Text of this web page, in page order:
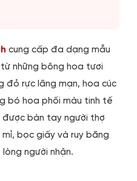
cung cấp đa dạng mẫu
những bông hoa tươi
đỏ rực lãng mạn, hoa cúc
bó hoa phối màu tinh tế
bàn tay người thợ
bọc giấy và ruy băng
người nhận.